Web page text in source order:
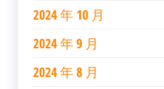
2024 年 10 月
2024 年 9 月
2024 年 8 月